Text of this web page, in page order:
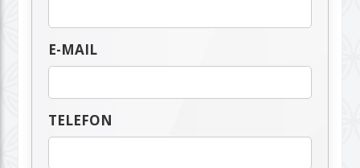
E-MAIL
TELEFON